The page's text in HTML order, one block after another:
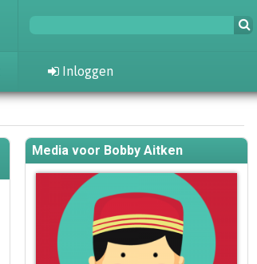
Inloggen
Media voor Bobby Aitken